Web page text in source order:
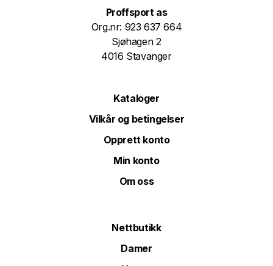
Proffsport as
Org.nr: 923 637 664
Sjøhagen 2
4016 Stavanger
Kataloger
Vilkår og betingelser
Opprett konto
Min konto
Om oss
Nettbutikk
Damer